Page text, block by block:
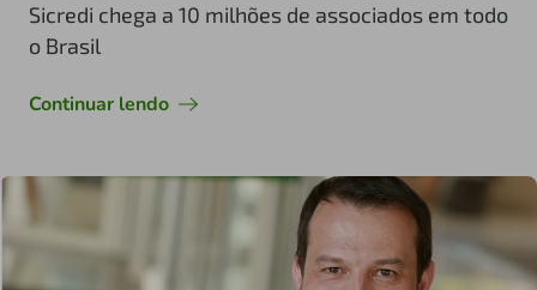
Sicredi chega a 10 milhões de associados em todo
o Brasil
Continuar lendo